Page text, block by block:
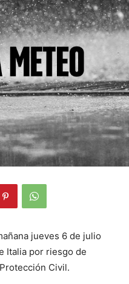
jueves 6 de julio
Italia por riesgo de
Civil.